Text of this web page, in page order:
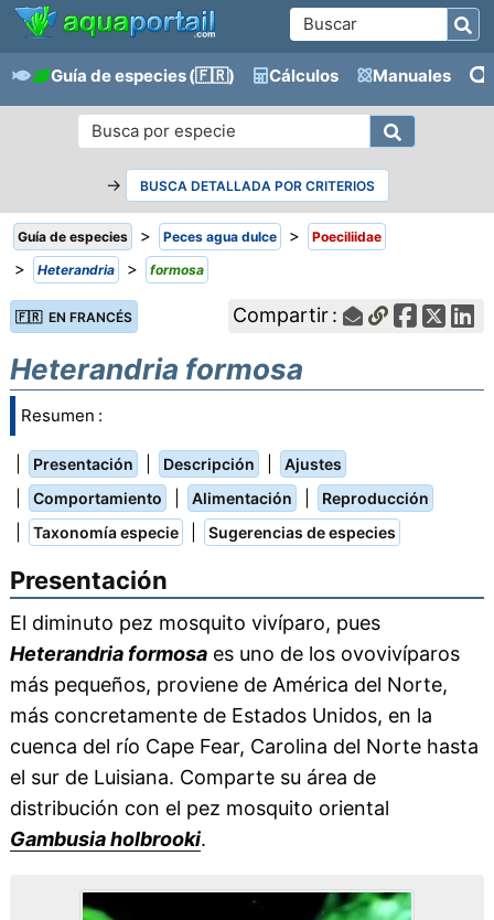
Guía de especies(🇫🇷) Cálculos Manuales
→ BUSCA DETALLADA POR CRITERIOS
Guía de especies > Peces agua dulce > Poeciliidae
> Heterandria > formosa
🇫🇷 EN FRANCÉS Compartir :
Heterandria formosa
Resumen :
Presentación Descripción Ajustes
Comportamiento Alimentación Reproducción
Taxonomía especie Sugerencias de especies
Presentación
El diminuto pez mosquito vivíparo, pues
Heterandria formosaes uno de los ovovivíparos
más pequeños, proviene de América del Norte,
más concretamente de Estados Unidos, en la
cuenca del río Cape Fear, Carolina del Norte hasta
el sur de Luisiana. Comparte su área de
distribución con el pez mosquito oriental
Gambusia holbrooki.